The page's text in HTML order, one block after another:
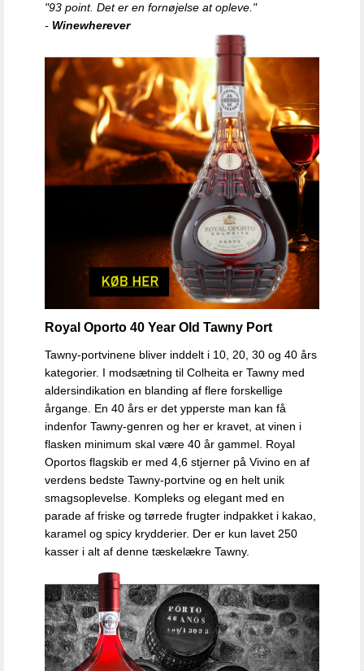
"93 point. Det er en fornøjelse at opleve."
- Winewherever
Royal Oporto 40 Year Old Tawny Port
Tawny-portvinene bliver inddelt i 10, 20, 30 og 40 års
kategorier. I modsætning til Colheita er Tawny med
aldersindikation en blanding af flere forskellige
årgange. En 40 års er det ypperste man kan få
indenfor Tawny-genren og her er kravet, at vinen i
flasken minimum skal være 40 år gammel. Royal
Oportos flagskib er med 4,6 stjerner på Vivino en af
verdens bedste Tawny-portvine og en helt unik
smagsoplevelse. Kompleks og elegant med en
parade af friske og tørrede frugter indpakket i kakao,
karamel og spicy krydderier. Der er kun lavet 250
kasser i alt af denne tæskelækre Tawny.